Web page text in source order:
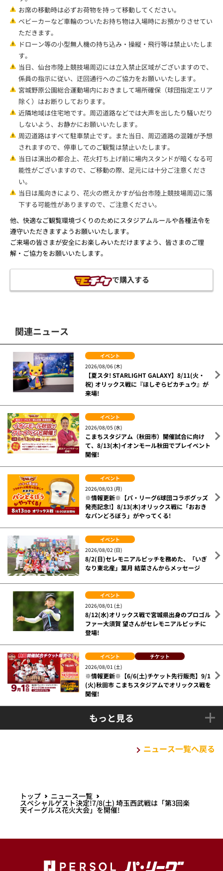
お席の移動時は必ずお荷物を持って移動してください。
ベビーカーなど車輪のついたお持ち物は入場時にお預かりさせてい
ただきます。
ドローン等の小型無人機の持ち込み・操縦・飛行等は禁止いたしま
す。
当日、仙台市陸上競技場周辺には立入禁止区域がございますので、
係員の指示に従い、迂回通行へのご協力をお願いいたします。
宮城野原公園総合運動場内におきまして場所確保（球団指定エリア
除く）はお断りしております。
近隣地域は住宅地です。周辺道路などでは大声を出したり騒いだり
しないよう、お静かにお願いいたします。
周辺道路はすべて駐車禁止です。また当日、周辺道路の混雑が予想
されますので、停車してのご観覧は禁止いたします。
当日は演出の都合上、花火打ち上げ前に場内スタンドが暗くなる可
能性がございますので、ご移動の際、足元には十分ご注意くださ
い。
当日は風向きにより、花火の燃えかすが仙台市陸上競技場周辺に落
下する可能性がありますので、ご注意ください。
他、快適なご観覧環境づくりのためにスタジアムルールや各種法令を
遵守いただきますようお願いいたします。
ご来場の皆さまが安全にお楽しみいただけますよう、皆さまのご理
解・ご協力をお願いいたします。
で購入する
関連ニュース
イベント
2026/08/06 (木)
【夏スタ! STARLIGHT GALAXY】8/11(火・
祝) オリックス戦に『ほしぞらピカチュウ』が
来場!
イベント
2026/08/05 (水)
こまちスタジアム（秋田市）開催試合に向け
て、8/13(木)イオンモール秋田でプレイベント
開催!
イベント
2026/08/03 (月)
※情報更新※【パ・リーグ6球団コラボグッズ
発売記念!】8/13(木)オリックス戦に「おおき
なパンどろぼう」がやってくる!
イベント
2026/08/02 (日)
8/2(日)セレモニアルピッチを務めた、「いぎ
なり東北産」葉月 結菜さんからメッセージ
イベント
2026/08/01 (土)
8/12(水)オリックス戦で宮城県出身のプロゴル
ファー大須賀 望さんがセレモニアルピッチに
登場!
イベント
チケット
2026/08/01 (土)
※情報更新※【6/6(土)チケット先行販売】9/1
(火)秋田市 こまちスタジアムでオリックス戦を
開催!
もっと見る
ニュース一覧へ戻る
トップ ニュース一覧
スペシャルゲスト決定!7/8(土) 埼玉西武戦は「第3回楽
天イーグルス花火大会」を開催!